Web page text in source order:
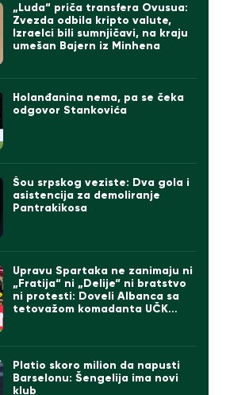
„Luda“ priča transfera Ovusua:
Zvezda odbila kripto valute,
Izraelci bili sumnjičavi, na kraju
umešan Bajern iz Minhena
Holanđanina nema, pa se čeka
odgovor Stankovića
Šou srpskog veziste: Dva gola i
asistencija za demoliranje
Pantrakikosa
Upravu Spartaka ne zanimaju ni
„Fratija“ ni „Delije“ ni bratstvo
ni protesti: Doveli Albanca sa
tetovažom komadanta UČK
Platio skoro milion da napusti
Barselonu: Šengelija ima novi
klub